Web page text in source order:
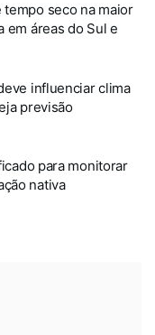
seco na maior
em áreas do Sul e
influenciar clima
previsão
para monitorar
nativa